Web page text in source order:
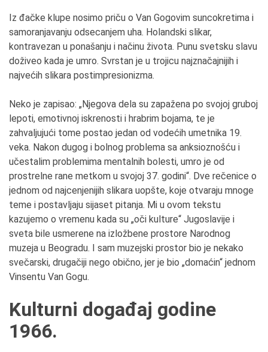
Iz đačke klupe nosimo priču o Van Gogovim suncokretima i
samoranjavanju odsecanjem uha. Holandski slikar,
kontravezan u ponašanju i načinu života. Punu svetsku slavu
doživeo kada je umro. Svrstan je u trojicu najznačajnijih i
najvećih slikara postimpresionizma.
Neko je zapisao: „Njegova dela su zapažena po svojoj gruboj
lepoti, emotivnoj iskrenosti i hrabrim bojama, te je
zahvaljujući tome postao jedan od vodećih umetnika 19.
veka. Nakon dugog i bolnog problema sa anksioznošću i
učestalim problemima mentalnih bolesti, umro je od
prostrelne rane metkom u svojoj 37. godini“. Dve rečenice o
jednom od najcenjenijih slikara uopšte, koje otvaraju mnoge
teme i postavljaju sijaset pitanja. Mi u ovom tekstu
kazujemo o vremenu kada su „oči kulture“ Jugoslavije i
sveta bile usmerene na izložbene prostore Narodnog
muzeja u Beogradu. I sam muzejski prostor bio je nekako
svečarski, drugačiji nego obično, jer je bio „domaćin“ jednom
Vinsentu Van Gogu.
Kulturni događaj godine
1966.